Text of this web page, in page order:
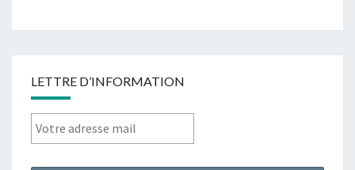
LETTRE D’INFORMATION